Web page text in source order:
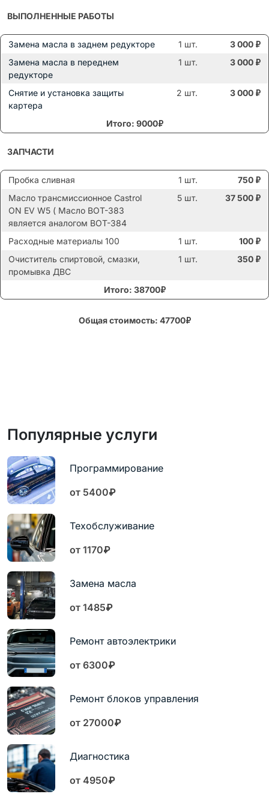
ВЫПОЛНЕННЫЕ РАБОТЫ
Замена масла в заднем редукторе 1 шт. 3 000 ₽
Замена масла в переднем
редукторе
1 шт. 3 000 ₽
Снятие и установка защиты
картера
2 шт. 3 000 ₽
Итого: 9000₽
ЗАПЧАСТИ
Пробка сливная 1 шт. 750 ₽
Масло трансмиссионное Castrol
ON EV W5 ( Масло BOT-383
является аналогом BOT-384
5 шт. 37 500 ₽
Расходные материалы 100 1 шт. 100 ₽
Очиститель спиртовой, смазки,
промывка ДВС
1 шт. 350 ₽
Итого: 38700₽
Общая стоимость: 47700₽
Популярные услуги
Программирование
от 5400₽
Техобслуживание
от 1170₽
Замена масла
от 1485₽
Ремонт автоэлектрики
от 6300₽
Ремонт блоков управления
от 27000₽
Диагностика
от 4950₽